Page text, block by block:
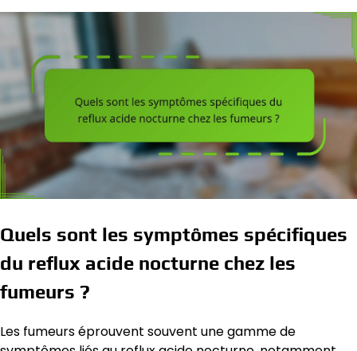
Quels sont les symptômes spécifiques
du reflux acide nocturne chez les
fumeurs ?
Les fumeurs éprouvent souvent une gamme de